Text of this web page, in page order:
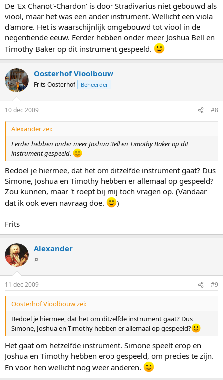
De 'Ex Chanot'-Chardon' is door Stradivarius niet gebouwd als
viool, maar het was een ander instrument. Wellicht een viola
d'amore. Het is waarschijnlijk omgebouwd tot viool in de
negentiende eeuw. Eerder hebben onder meer Joshua Bell en
Timothy Baker op dit instrument gespeeld.
Oosterhof Vioolbouw
Frits Oosterhof Beheerder
10 dec 2009 #8
Alexander zei:
Eerder hebben onder meer Joshua Bell en Timothy Baker op dit
instrument gespeeld.
Bedoel je hiermee, dat het om ditzelfde instrument gaat? Dus
Simone, Joshua en Timothy hebben er allemaal op gespeeld?
Zou kunnen, maar 't roept bij mij toch vragen op. (Vandaar
dat ik ook even navraag doe.
)
Frits
Alexander
♫
11 dec 2009 #9
Oosterhof Vioolbouw zei:
Bedoel je hiermee, dat het om ditzelfde instrument gaat? Dus
Simone, Joshua en Timothy hebben er allemaal op gespeeld?
Het gaat om hetzelfde instrument. Simone speelt erop en
Joshua en Timothy hebben erop gespeeld, om precies te zijn.
En voor hen wellicht nog weer anderen.